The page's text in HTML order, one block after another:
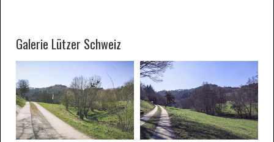
Galerie Lützer Schweiz